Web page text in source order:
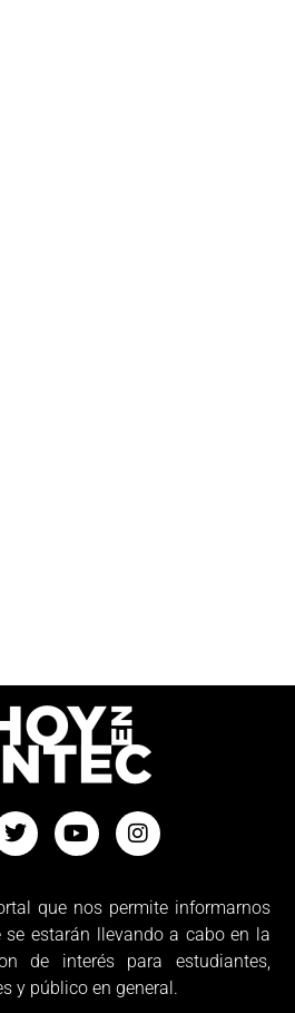
que nos permite informarnos
estarán llevando a cabo en la
de interés para estudiantes,
y público en general.